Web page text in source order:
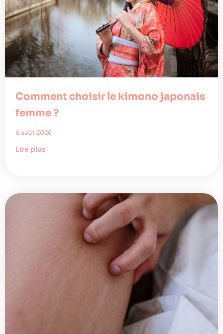
Comment choisir le kimono japonais
femme ?
6 août 2026
Lire plus